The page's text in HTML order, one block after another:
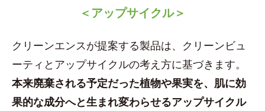
＜アップサイクル＞
クリーンエンスが提案する製品は、クリーンビュ
ーティとアップサイクルの考え方に基づきます。
本来廃棄される予定だった植物や果実を、肌に効
果的な成分へと生まれ変わらせるアップサイクル